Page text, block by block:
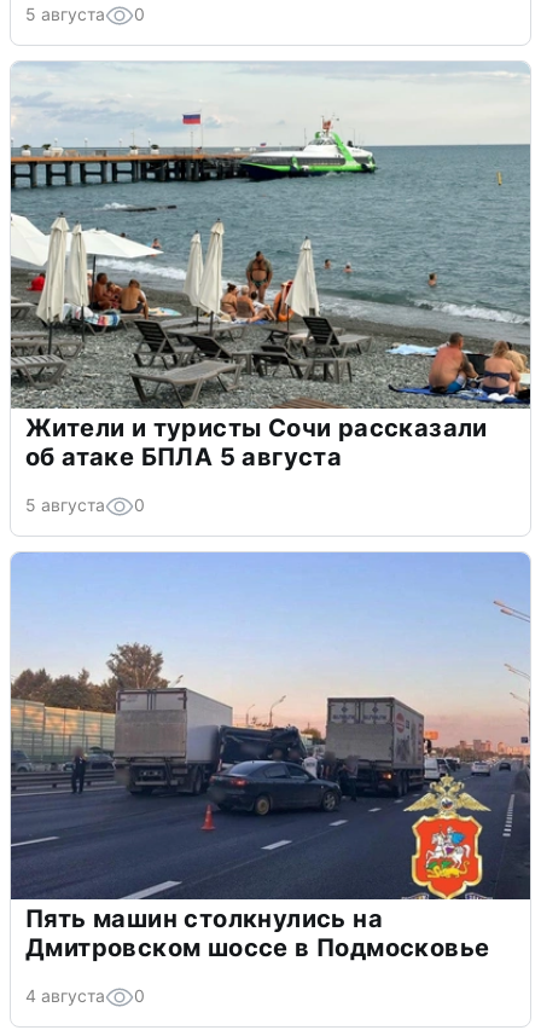
5 августа 0
Жители и туристы Сочи рассказали
об атаке БПЛА 5 августа
5 августа 0
Пять машин столкнулись на
Дмитровском шоссе в Подмосковье
4 августа 0